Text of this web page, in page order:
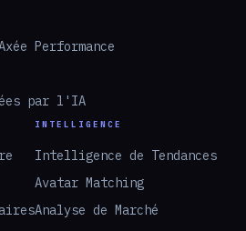
Performance
par l'IA
INTELLIGENCE
Intelligence de Tendances
Avatar Matching
Analyse de Marché